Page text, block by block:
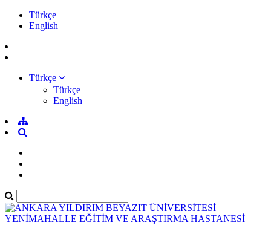
Türkçe
English
Türkçe
Türkçe
English